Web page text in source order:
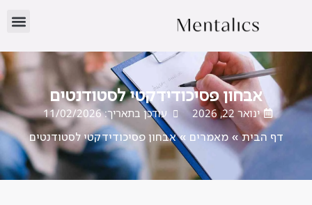
אבחון פסיכודידקטי לסטודנטים
ינואר 22, 2026 עודכן בתאריך: 11/02/2026
דף הבית»מאמרים »אבחון פסיכודידקטי לסטודנטים